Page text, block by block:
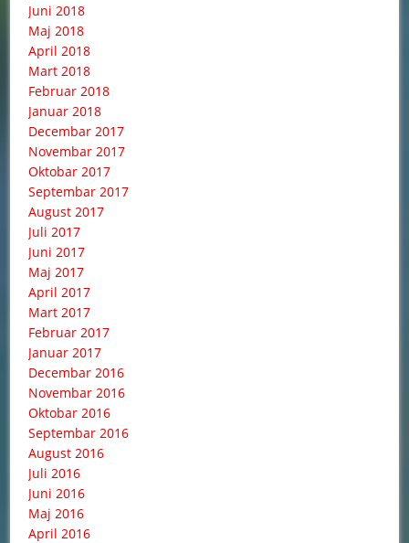
Juni 2018
Maj 2018
April 2018
Mart 2018
Februar 2018
Januar 2018
Decembar 2017
Novembar 2017
Oktobar 2017
Septembar 2017
August 2017
Juli 2017
Juni 2017
Maj 2017
April 2017
Mart 2017
Februar 2017
Januar 2017
Decembar 2016
Novembar 2016
Oktobar 2016
Septembar 2016
August 2016
Juli 2016
Juni 2016
Maj 2016
April 2016